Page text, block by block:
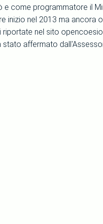
come programmatore il
inizio nel 2013 ma ancora
nel sito
affermato